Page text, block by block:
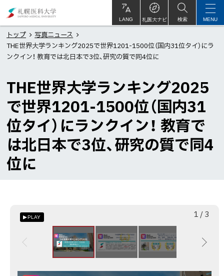
文
へ
医
科
大
LANG 札医大ナビ
サ
イ
検索 MENU
トップ
写真ニュース
THE世界大学ランキング2025で世界1201-1500位（国内31位タイ）にラ
ンクイン！ 教育では北日本で3位、研究の質で同4位に
THE世界大学ランキング2025
で世界1201-1500位（国内31
位タイ）にランクイン！ 教育で
は北日本で3位、研究の質で同4
位に
PLAY 1 枚
/総
3